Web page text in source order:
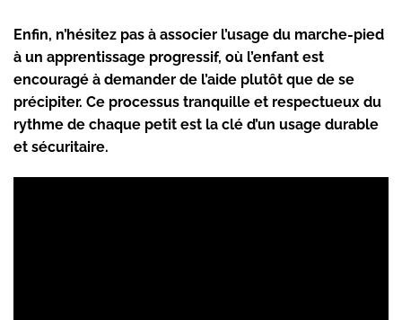
Enfin, n’hésitez pas à associer l’usage du marche-pied
à un apprentissage progressif, où l’enfant est
encouragé à demander de l’aide plutôt que de se
précipiter. Ce processus tranquille et respectueux du
rythme de chaque petit est la clé d’un usage durable
et sécuritaire.